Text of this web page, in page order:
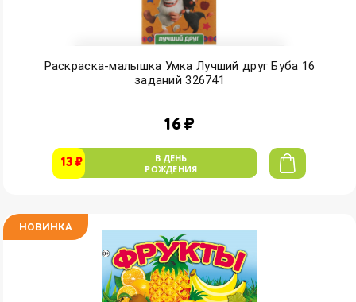
Раскраска-малышка Умка Лучший друг Буба 16
заданий 326741
16 ₽
13 ₽
В ДЕНЬ
РОЖДЕНИЯ
НОВИНКА